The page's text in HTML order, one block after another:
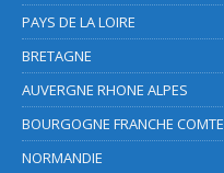
PAYS DE LA LOIRE
BRETAGNE
AUVERGNE RHONE ALPES
BOURGOGNE FRANCHE COMTE
NORMANDIE